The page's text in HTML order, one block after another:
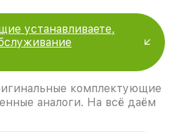
устанавливаете,
комплектующие
аналоги. На всё даём